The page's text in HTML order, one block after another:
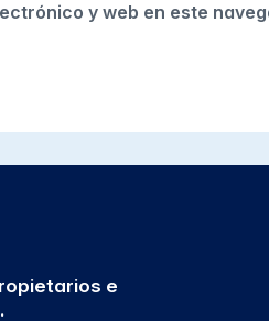
y web en este
e